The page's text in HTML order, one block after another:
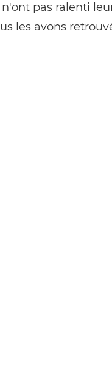
pas ralenti
les avons